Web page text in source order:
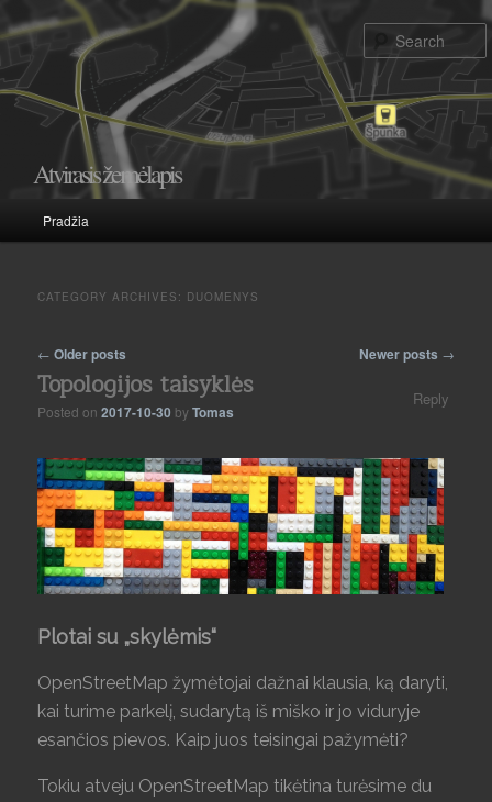
Atvirasis žemėlapis
Skip to primary content
Skip to secondary content
Pradžia
CATEGORY ARCHIVES: DUOMENYS
Post navigation
← Older posts Newer posts →
Topologijos taisyklės
Posted on2017-10-30 byTomas
Reply
Plotai su „skylėmis“
OpenStreetMap žymėtojai dažnai klausia, ką daryti,
kai turime parkelį, sudarytą iš miško ir jo viduryje
esančios pievos. Kaip juos teisingai pažymėti?
Tokiu atveju OpenStreetMap tikėtina turėsime du